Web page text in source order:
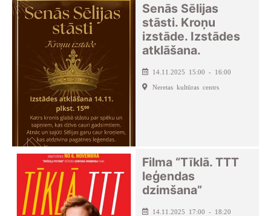
Senās Sēlijas
stāsti. Kroņu
izstāde. Izstādes
atklāšana.
14.11.2025 15:00 - 16:00
Neretas kultūras centrs
Filma “Tīklā. TTT
leģendas
dzimšana”
14.11.2025 17:00 - 18:20